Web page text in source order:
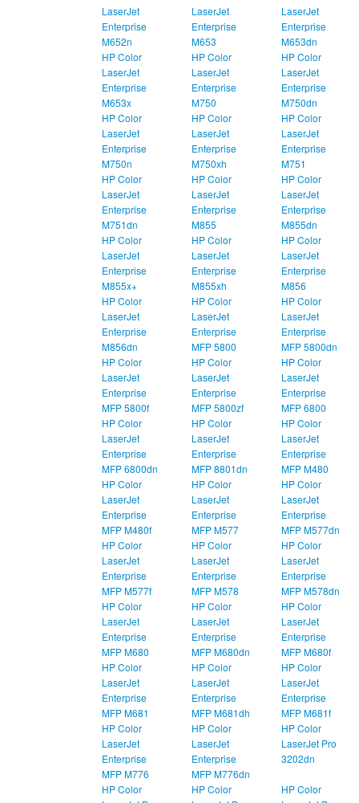
LaserJet
Enterprise
M652n
LaserJet
Enterprise
M653
LaserJet
Enterprise
M653dn
HP Color
LaserJet
Enterprise
M653x
HP Color
LaserJet
Enterprise
M750
HP Color
LaserJet
Enterprise
M750dn
HP Color
LaserJet
Enterprise
M750n
HP Color
LaserJet
Enterprise
M750xh
HP Color
LaserJet
Enterprise
M751
HP Color
LaserJet
Enterprise
M751dn
HP Color
LaserJet
Enterprise
M855
HP Color
LaserJet
Enterprise
M855dn
HP Color
LaserJet
Enterprise
M855x+
HP Color
LaserJet
Enterprise
M855xh
HP Color
LaserJet
Enterprise
M856
HP Color
LaserJet
Enterprise
M856dn
HP Color
LaserJet
Enterprise
MFP 5800
HP Color
LaserJet
Enterprise
MFP 5800dn
HP Color
LaserJet
Enterprise
MFP 5800f
HP Color
LaserJet
Enterprise
MFP 5800zf
HP Color
LaserJet
Enterprise
MFP 6800
HP Color
LaserJet
Enterprise
MFP 6800dn
HP Color
LaserJet
Enterprise
MFP 8801dn
HP Color
LaserJet
Enterprise
MFP M480
HP Color
LaserJet
Enterprise
MFP M480f
HP Color
LaserJet
Enterprise
MFP M577
HP Color
LaserJet
Enterprise
MFP M577dn
HP Color
LaserJet
Enterprise
MFP M577f
HP Color
LaserJet
Enterprise
MFP M578
HP Color
LaserJet
Enterprise
MFP M578dn
HP Color
LaserJet
Enterprise
MFP M680
HP Color
LaserJet
Enterprise
MFP M680dn
HP Color
LaserJet
Enterprise
MFP M680f
HP Color
LaserJet
Enterprise
MFP M681
HP Color
LaserJet
Enterprise
MFP M681dh
HP Color
LaserJet
Enterprise
MFP M681f
HP Color
LaserJet
Enterprise
MFP M776
HP Color
LaserJet
Enterprise
MFP M776dn
HP Color
LaserJet Pro
3202dn
HP Color
HP Color
HP Color